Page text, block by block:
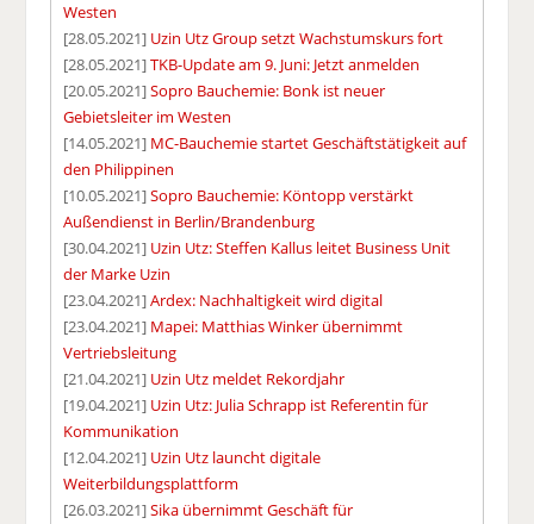
Westen
[28.05.2021] Uzin Utz Group setzt Wachstumskurs fort
[28.05.2021]TKB-Update am 9. Juni: Jetzt anmelden
[20.05.2021]Sopro Bauchemie: Bonk ist neuer
Gebietsleiter im Westen
[14.05.2021] MC-Bauchemie startet Geschäftstätigkeit auf
den Philippinen
[10.05.2021]Sopro Bauchemie: Köntopp verstärkt
Außendienst in Berlin/Brandenburg
[30.04.2021] Uzin Utz: Steffen Kallus leitet Business Unit
der Marke Uzin
[23.04.2021]Ardex: Nachhaltigkeit wird digital
[23.04.2021] Mapei: Matthias Winker übernimmt
Vertriebsleitung
[21.04.2021] Uzin Utz meldet Rekordjahr
[19.04.2021] Uzin Utz: Julia Schrapp ist Referentin für
Kommunikation
[12.04.2021] Uzin Utz launcht digitale
Weiterbildungsplattform
[26.03.2021]Sika übernimmt Geschäft für